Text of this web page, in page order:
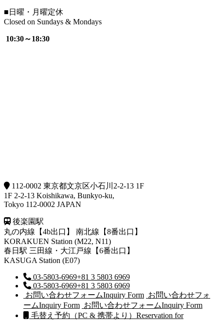
■ 日曜・月曜定休
Closed on Sundays & Mondays
10:30～18:30
112-0002 東京都文京区小石川2-2-13 1F
1F 2-2-13 Koishikawa, Bunkyo-ku,
Tokyo 112-0002 JAPAN
後楽園駅
丸の内線【4b出口】 南北線【8番出口】
KORAKUEN Station (M22, N11)
春日駅 三田線・大江戸線【6番出口】
KASUGA Station (E07)
03-5803-6969+81 3 5803 6969
03-5803-6969+81 3 5803 6969
お問い合わせフォームInquiry Form お問い合わせフォ
ームInquiry Form お問い合わせフォームInquiry Form
毛替え予約（PC & 携帯より） Reservation for